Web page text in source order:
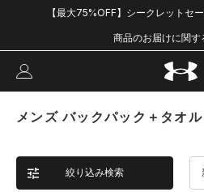
【最大75%OFF】シークレットセ
商品のお届けに関す
メンズ バックパック＋タオル
絞り込み検索